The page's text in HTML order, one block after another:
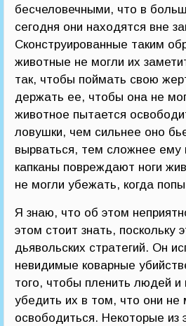
бесчеловечными, что в
сегодня они находятся вне
Сконструированные таким
животные не могли их
так, чтобы поймать свою
держать ее, чтобы она не
животное пытается
ловушки, чем сильнее оно
вырваться, тем сложнее ему
капканы повреждают ноги
не могли убежать, когда
Я знаю, что об этом
этом стоит знать, поскольку
дьявольских стратегий. Он
невидимые коварные
того, чтобы пленить людей и
убедить их в том, что они не
освободиться. Некоторые из